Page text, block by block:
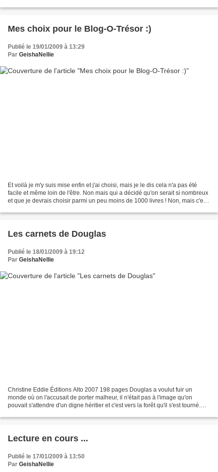
Mes choix pour le Blog-O-Trésor :)
Publié le 19/01/2009 à 13:29
Par GeishaNellie
Et voilà je m'y suis mise enfin et j'ai choisi, mais je le dis cela n'a pas été
facile et même loin de l'être. Non mais qui a décidé qu'on serait si nombreux
et que je devrais choisir parmi un peu moins de 1000 livres ! Non, mais c'est
Les carnets de Douglas
Publié le 18/01/2009 à 19:12
Par GeishaNellie
Christine Eddie Éditions Alto 2007 198 pages Douglas a voulut fuir un
monde où on l'accusait de porter malheur, il n'était pas à l'image qu'on
pouvait s'attendre d'un digne héritier et c'est vers la forêt qu'il s'est tourné.
Lecture en cours ...
Publié le 17/01/2009 à 13:50
Par GeishaNellie